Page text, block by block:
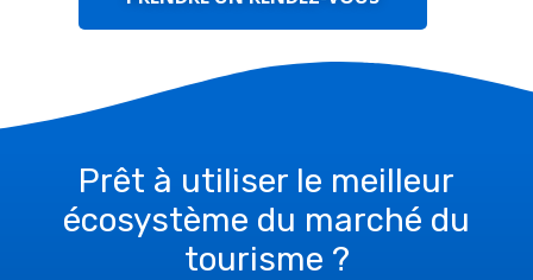
Prêt à utiliser le meilleur
écosystème du marché du
tourisme ?